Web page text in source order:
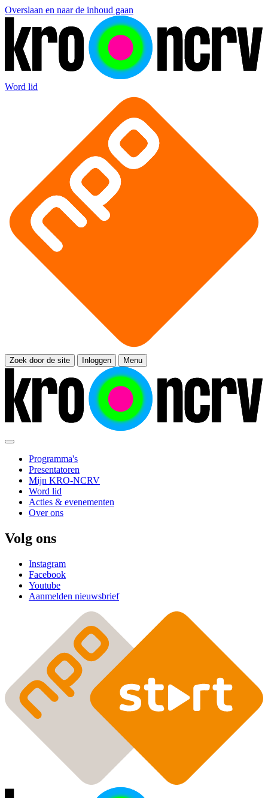
Overslaan en naar de inhoud gaan
Word lid
Zoek door de site Inloggen Menu
Programma's
Presentatoren
Mijn KRO-NCRV
Word lid
Acties & evenementen
Over ons
Volg ons
Instagram
Facebook
Youtube
Aanmelden nieuwsbrief